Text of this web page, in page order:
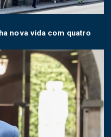
nova vida com quatro